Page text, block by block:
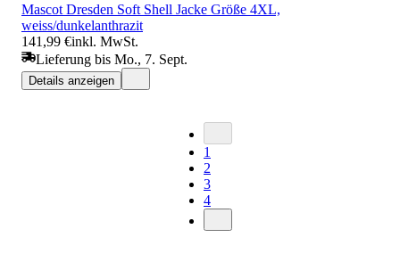
Mascot Dresden Soft Shell Jacke Größe 4XL,
weiss/dunkelanthrazit
141,99 €inkl. MwSt.
Lieferung bis Mo., 7. Sept.
Details anzeigen
1
2
3
4